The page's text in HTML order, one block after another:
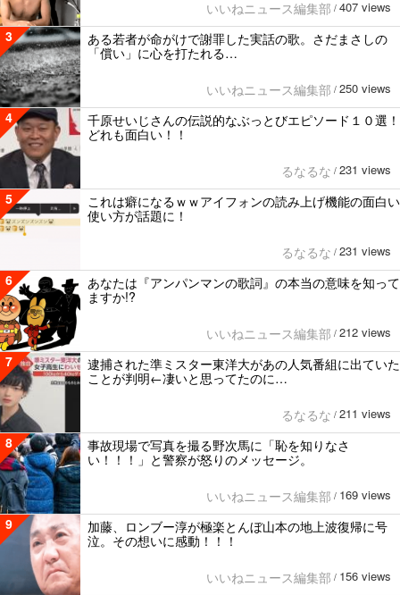
いいねニュース編集部 / 407 views
3
ある若者が命がけで謝罪した実話の歌。さだまさしの
「償い」に心を打たれる…
いいねニュース編集部 / 250 views
4
千原せいじさんの伝説的なぶっとびエピソード１０選！
どれも面白い！！
るなるな / 231 views
5
これは癖になるｗｗアイフォンの読み上げ機能の面白い
使い方が話題に！
るなるな / 231 views
6
あなたは『アンパンマンの歌詞』の本当の意味を知って
ますか!?
いいねニュース編集部 / 212 views
7
逮捕された準ミスター東洋大があの人気番組に出ていた
ことが判明←凄いと思ってたのに…
るなるな / 211 views
8
事故現場で写真を撮る野次馬に「恥を知りなさ
い！！！」と警察が怒りのメッセージ。
いいねニュース編集部 / 169 views
9
加藤、ロンブー淳が極楽とんぼ山本の地上波復帰に号
泣。その想いに感動！！！
いいねニュース編集部 / 156 views